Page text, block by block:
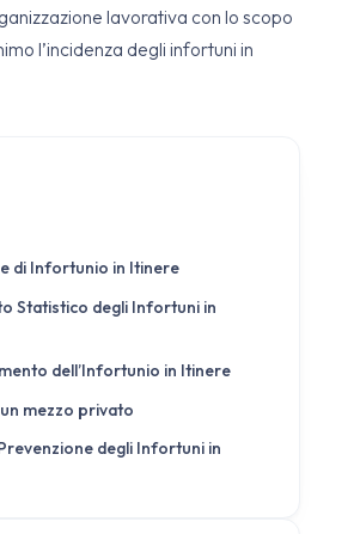
lavorativa con lo scopo
l’incidenza degli infortuni in
di Infortunio in Itinere
Statistico degli Infortuni in
dell’Infortunio in Itinere
mezzo privato
degli Infortuni in